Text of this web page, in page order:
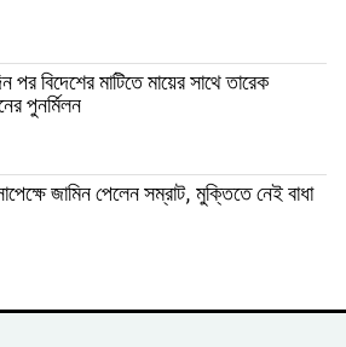
পর বিদেশের মাটিতে মায়ের সাথে তারেক
পুনর্মিলন
জামিন পেলেন সম্রাট, মুক্তিতে নেই বাধা